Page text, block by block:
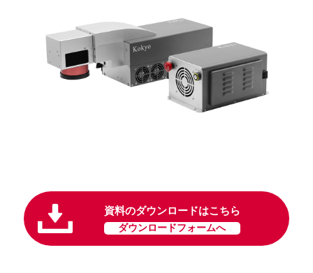
資料のダウンロードはこちら
ダウンロードフォームへ